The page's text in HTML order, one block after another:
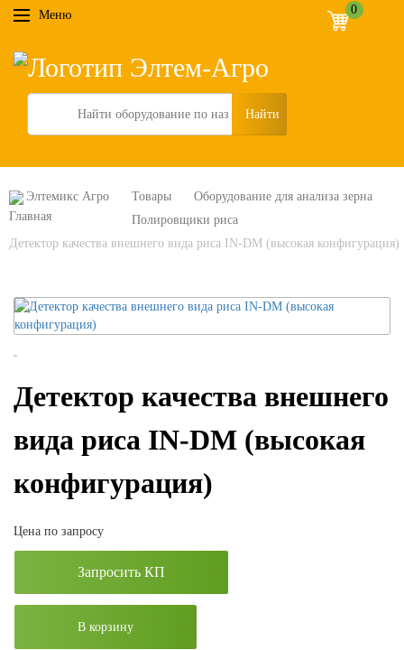
Меню 0
Search
Элтемикс Агро Товары
Оборудование для анализа зерна
Полировщики риса
Детектор качества внешнего вида риса IN-DM (высокая конфигурация)
Детектор качества внешнего
вида риса IN-DM (высокая
конфигурация)
Цена по запросу
Запросить КП
В корзину